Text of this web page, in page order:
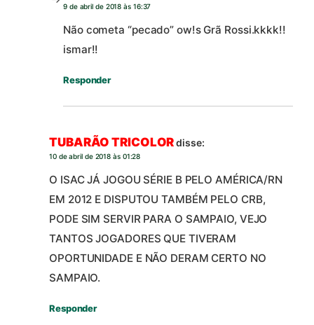
9 de abril de 2018 às 16:37
Não cometa “pecado” ow!s Grã Rossi.kkkk!!
ismar!!
Responder
TUBARÃO TRICOLORdisse:
10 de abril de 2018 às 01:28
O ISAC JÁ JOGOU SÉRIE B PELO AMÉRICA/RN
EM 2012 E DISPUTOU TAMBÉM PELO CRB,
PODE SIM SERVIR PARA O SAMPAIO, VEJO
TANTOS JOGADORES QUE TIVERAM
OPORTUNIDADE E NÃO DERAM CERTO NO
SAMPAIO.
Responder